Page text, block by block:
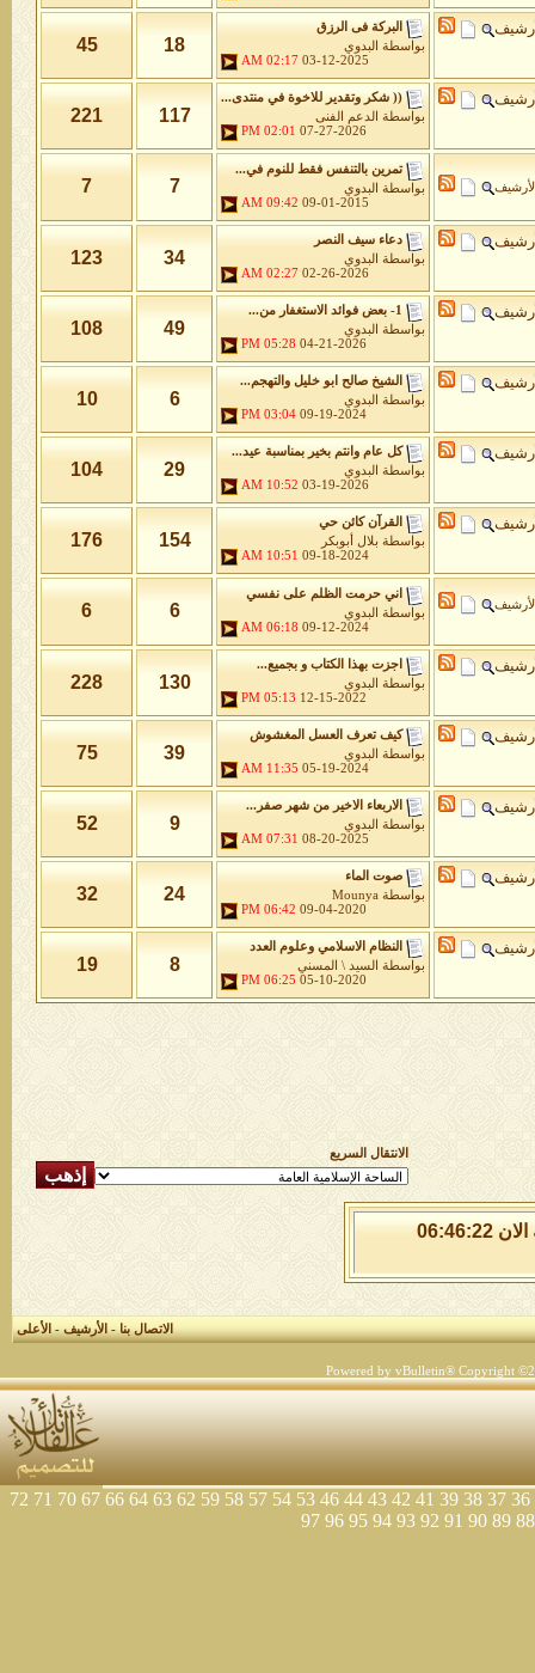
البركة فى الرزق
بواسطة
البدوي
03-12-2025
02:17 AM
18
45
(( شكر وتقدير للاخوة في منتدى...
بواسطة
الدعم الفنى
07-27-2026
02:01 PM
117
221
تمرين بالتنفس فقط للنوم في...
بواسطة
البدوي
09-01-2015
09:42 AM
7
7
دعاء سيف النصر
بواسطة
البدوي
02-26-2026
02:27 AM
34
123
1- بعض فوائد الاستغفار من...
بواسطة
البدوي
04-21-2026
05:28 PM
49
108
الشيخ صالح ابو خليل والتهجم...
بواسطة
البدوي
09-19-2024
03:04 PM
6
10
كل عام وانتم بخير بمناسبة عيد...
بواسطة
البدوي
03-19-2026
10:52 AM
29
104
القرآن كائن حي
بواسطة بلال أبوبكر
09-18-2024
10:51 AM
154
176
اني حرمت الظلم على نفسي
بواسطة
البدوي
09-12-2024
06:18 AM
6
6
اجزت بهذا الكتاب و بجميع...
بواسطة
البدوي
12-15-2022
05:13 PM
130
228
كيف تعرف العسل المغشوش
بواسطة
البدوي
05-19-2024
11:35 AM
39
75
الاربعاء الاخير من شهر صفر...
بواسطة
البدوي
08-20-2025
07:31 AM
9
52
صوت الماء
بواسطة Mounya
09-04-2020
06:42 PM
24
32
النظام الاسلامي وعلوم العدد
بواسطة
السيد \ المسني
05-10-2020
06:25 PM
8
19
الانتقال السريع
الاحد 9 من اغسطس 2026 , الساعة الان 06:46:22
الاتصال بنا-الأرشيف-الأعلى
Powered by vBulletin® Copyright
36
37
38
39
41
42
43
44
46
53
54
57
58
59
62
63
64
66
67
70
71
72
88
89
90
91
92
93
94
95
96
97